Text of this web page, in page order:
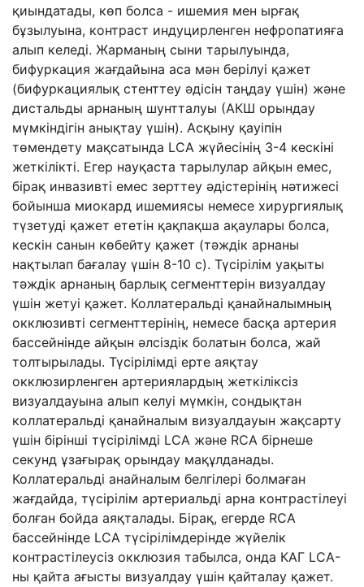
қиындатады, көп болса - ишемия мен ырғақ
бұзылуына, контраст индуцирленген нефропатияға
алып келеді. Жарманың сыни тарылуында,
бифуркация жағдайына аса мән берілуі қажет
(бифуркациялық стенттеу әдісін таңдау үшін) және
дистальды арнаның шунтталуы (АКШ орындау
мүмкіндігін анықтау үшін). Асқыну қауіпін
төмендету мақсатында LCA жүйесінің 3-4 кескіні
жеткілікті. Егер науқаста тарылулар айқын емес,
бірақ инвазивті емес зерттеу әдістерінің нәтижесі
бойынша миокард ишемиясы немесе хирургиялық
түзетуді қажет ететін қақпақша ақаулары болса,
кескін санын көбейту қажет (тәждік арнаны
нақтылап бағалау үшін 8-10 с). Түсірілім уақыты
тәждік арнаның барлық сегменттерін визуалдау
үшін жетуі қажет. Коллатеральді қанайналымның
окклюзивті сегменттерінің, немесе басқа артерия
бассейнінде айқын әлсіздік болатын болса, жай
толтырылады. Түсірілімді ерте аяқтау
окклюзирленген артериялардың жеткіліксіз
визуалдауына алып келуі мүмкін, сондықтан
коллатеральді қанайналым визуалдауын жақсарту
үшін бірінші түсірілімді LCA және RCA бірнеше
секунд ұзағырақ орындау мақұлданады.
Коллатеральді анайналым белгілері болмаған
жағдайда, түсірілім артериальді арна контрастілеуі
болған бойда аяқталады. Бірақ, егерде RCA
бассейнінде LCA түсірілімдерінде жүйелік
контрастілеусіз окклюзия табылса, онда КАГ LCA-
ны қайта ағысты визуалдау үшін қайталау қажет.